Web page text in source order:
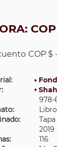
COP
COP $
978-
Libro
2019
116